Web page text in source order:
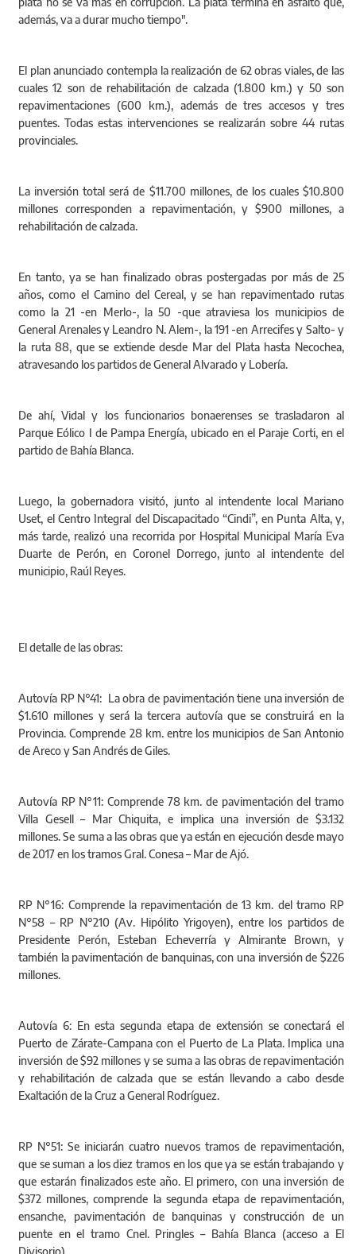
plata no se va más en corrupción. La plata termina en asfalto que,
además, va a durar mucho tiempo".
El plan anunciado contempla la realización de 62 obras viales, de las
cuales 12 son de rehabilitación de calzada (1.800 km.) y 50 son
repavimentaciones (600 km.), además de tres accesos y tres
puentes. Todas estas intervenciones se realizarán sobre 44 rutas
provinciales.
La inversión total será de $11.700 millones, de los cuales $10.800
millones corresponden a repavimentación, y $900 millones, a
rehabilitación de calzada.
En tanto, ya se han finalizado obras postergadas por más de 25
años, como el Camino del Cereal, y se han repavimentado rutas
como la 21 -en Merlo-, la 50 -que atraviesa los municipios de
General Arenales y Leandro N. Alem-, la 191 -en Arrecifes y Salto- y
la ruta 88, que se extiende desde Mar del Plata hasta Necochea,
atravesando los partidos de General Alvarado y Lobería.
De ahí, Vidal y los funcionarios bonaerenses se trasladaron al
Parque Eólico I de Pampa Energía, ubicado en el Paraje Corti, en el
partido de Bahía Blanca.
Luego, la gobernadora visitó, junto al intendente local Mariano
Uset, el Centro Integral del Discapacitado “Cindi”, en Punta Alta, y,
más tarde, realizó una recorrida por Hospital Municipal María Eva
Duarte de Perón, en Coronel Dorrego, junto al intendente del
municipio, Raúl Reyes.
El detalle de las obras:
Autovía RP N°41: La obra de pavimentación tiene una inversión de
$1.610 millones y será la tercera autovía que se construirá en la
Provincia. Comprende 28 km. entre los municipios de San Antonio
de Areco y San Andrés de Giles.
Autovía RP N°11: Comprende 78 km. de pavimentación del tramo
Villa Gesell – Mar Chiquita, e implica una inversión de $3.132
millones. Se suma a las obras que ya están en ejecución desde mayo
de 2017 en los tramos Gral. Conesa – Mar de Ajó.
RP N°16: Comprende la repavimentación de 13 km. del tramo RP
N°58 – RP N°210 (Av. Hipólito Yrigoyen), entre los partidos de
Presidente Perón, Esteban Echeverría y Almirante Brown, y
también la pavimentación de banquinas, con una inversión de $226
millones.
Autovía 6: En esta segunda etapa de extensión se conectará el
Puerto de Zárate-Campana con el Puerto de La Plata. Implica una
inversión de $92 millones y se suma a las obras de repavimentación
y rehabilitación de calzada que se están llevando a cabo desde
Exaltación de la Cruz a General Rodríguez.
RP N°51: Se iniciarán cuatro nuevos tramos de repavimentación,
que se suman a los diez tramos en los que ya se están trabajando y
que estarán finalizados este año. El primero, con una inversión de
$372 millones, comprende la segunda etapa de repavimentación,
ensanche, pavimentación de banquinas y construcción de un
puente en el tramo Cnel. Pringles – Bahía Blanca (acceso a El